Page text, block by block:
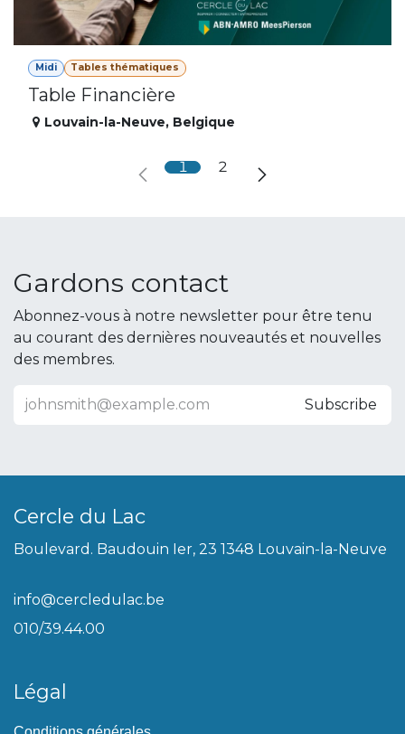
Midi Tables thématiques
Table Financière
Louvain-la-Neuve, Belgique
1 2
Gardons contact
Abonnez-vous à notre newsletter pour être tenu
au courant des dernières nouveautés et nouvelles
des membres.
Subscribe
Cercle du Lac
Boulevard. Baudouin Ier, 23 1348 Louvain-la-Neuve
info@cercledulac.be
010/39.44.00
Légal